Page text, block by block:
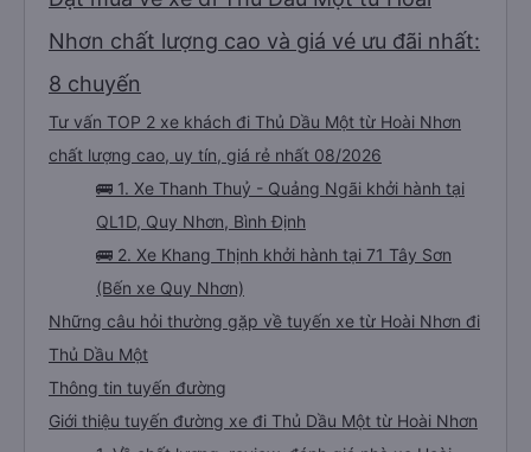
Nhơn chất lượng cao và giá vé ưu đãi nhất:
8 chuyến
Tư vấn TOP 2 xe khách đi Thủ Dầu Một từ Hoài Nhơn
chất lượng cao, uy tín, giá rẻ nhất 08/2026
🚌 1. Xe Thanh Thuỷ - Quảng Ngãi khởi hành tại
QL1D, Quy Nhơn, Bình Định
🚌 2. Xe Khang Thịnh khởi hành tại 71 Tây Sơn
(Bến xe Quy Nhơn)
Những câu hỏi thường gặp về tuyến xe từ Hoài Nhơn đi
Thủ Dầu Một
Thông tin tuyến đường
Giới thiệu tuyến đường xe đi Thủ Dầu Một từ Hoài Nhơn